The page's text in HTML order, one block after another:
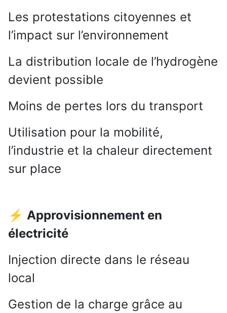
Les protestations citoyennes et
l’impact sur l’environnement
La distribution locale de l’hydrogène
devient possible
Moins de pertes lors du transport
Utilisation pour la mobilité,
l’industrie et la chaleur directement
sur place
⚡ Approvisionnement en
électricité
Injection directe dans le réseau
local
Gestion de la charge grâce au